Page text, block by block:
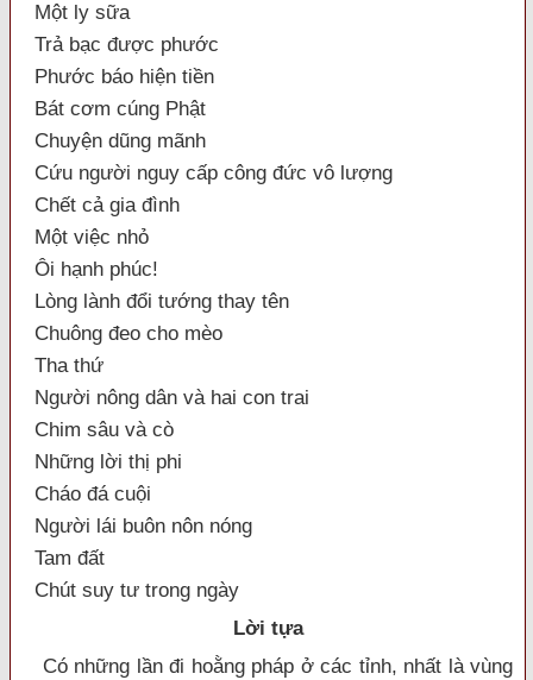
Một ly sữa
Trả bạc được phước
Phước báo hiện tiền
Bát cơm cúng Phật
Chuyện dũng mãnh
Cứu người nguy cấp công đức vô lượng
Chết cả gia đình
Một việc nhỏ
Ôi hạnh phúc!
Lòng lành đổi tướng thay tên
Chuông đeo cho mèo
Tha thứ
Người nông dân và hai con trai
Chim sâu và cò
Những lời thị phi
Cháo đá cuội
Người lái buôn nôn nóng
Tam đất
Chút suy tư trong ngày
Lời tựa
Có những lần đi hoằng pháp ở các tỉnh, nhất là vùng